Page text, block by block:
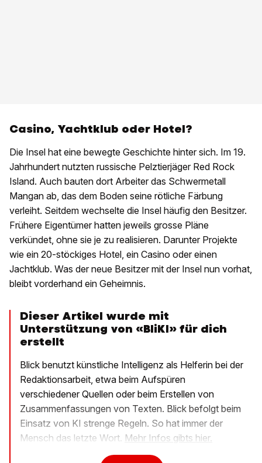
Casino, Yachtklub oder Hotel?
Die Insel hat eine bewegte Geschichte hinter sich. Im 19.
Jahrhundert nutzten russische Pelztierjäger Red Rock
Island. Auch bauten dort Arbeiter das Schwermetall
Mangan ab, das dem Boden seine rötliche Färbung
verleiht. Seitdem wechselte die Insel häufig den Besitzer.
Frühere Eigentümer hatten jeweils grosse Pläne
verkündet, ohne sie je zu realisieren. Darunter Projekte
wie ein 20-stöckiges Hotel, ein Casino oder einen
Jachtklub. Was der neue Besitzer mit der Insel nun vorhat,
bleibt vorderhand ein Geheimnis.
Dieser Artikel wurde mit
Unterstützung von «BliKI» für dich
erstellt
Blick benutzt künstliche Intelligenz als Helferin bei der
Redaktionsarbeit, etwa beim Aufspüren
verschiedener Quellen oder beim Erstellen von
Zusammenfassungen von Texten. Blick befolgt beim
Einsatz von KI strenge Regeln. So hat immer der
Mensch das letzte Wort. Mehr Infos gibts hier.